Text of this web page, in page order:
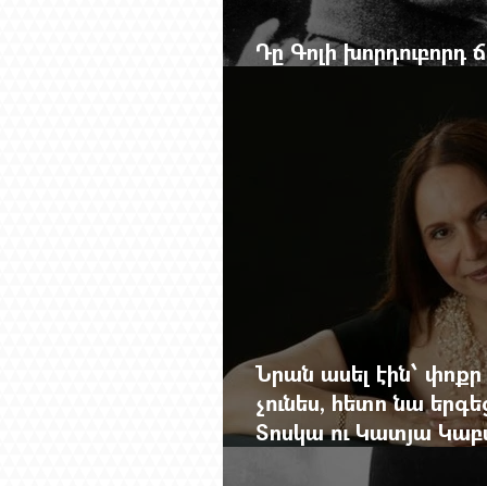
Դը Գոլի
Նրան ասել էին՝ փոքր
չունես, հետո նա
Տոսկա ու Կատյա
Մանսուրյանը 80